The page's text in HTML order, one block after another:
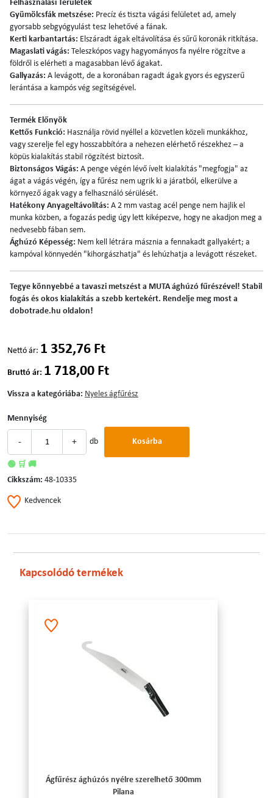
Felhasználási Területek
Gyümölcsfák metszése: Precíz és tiszta vágási felületet ad, amely
gyorsabb sebgyógyulást tesz lehetővé a fának.
Kerti karbantartás: Elszáradt ágak eltávolítása és sűrű koronák ritkítása.
Magaslati vágás: Teleszkópos vagy hagyományos fa nyélre rögzítve a
földről is elérheti a magasabban lévő ágakat.
Gallyazás: A levágott, de a koronában ragadt ágak gyors és egyszerű
lerántása a kampós vég segítségével.
Termék Előnyök
Kettős Funkció: Használja rövid nyéllel a közvetlen közeli munkákhoz,
vagy szerelje fel egy hosszabbítóra a nehezen elérhető részekhez – a
köpüs kialakítás stabil rögzítést biztosít.
Biztonságos Vágás: A penge végén lévő ívelt kialakítás "megfogja" az
ágat a vágás végén, így a fűrész nem ugrik ki a járatból, elkerülve a
környező ágak vagy a felhasználó sérülését.
Hatékony Anyageltávolítás: A 2 mm vastag acél penge nem hajlik el
munka közben, a fogazás pedig úgy lett kiképezve, hogy ne akadjon meg a
nedvesebb fában sem.
Ághúzó Képesség: Nem kell létrára másznia a fennakadt gallyakért; a
kampóval könnyedén "kihorgászhatja" és lehúzhatja a levágott részeket.
Tegye könnyebbé a tavaszi metszést a MUTA ághúzó fűrészével! Stabil
fogás és okos kialakítás a szebb kertekért. Rendelje meg most a
dobotrade.hu oldalon!
Nettó ár: 1 352,76 Ft
Bruttó ár: 1 718,00 Ft
Vissza a kategóriába: Nyeles ágfűrész
Mennyiség
- + db Kosárba
🟢 🛒 🚚
Cikkszám: 48-10335
Kedvencek
Kapcsolódó termékek
Ágfűrész ághúzós nyélre szerelhető 300mm
Pilana